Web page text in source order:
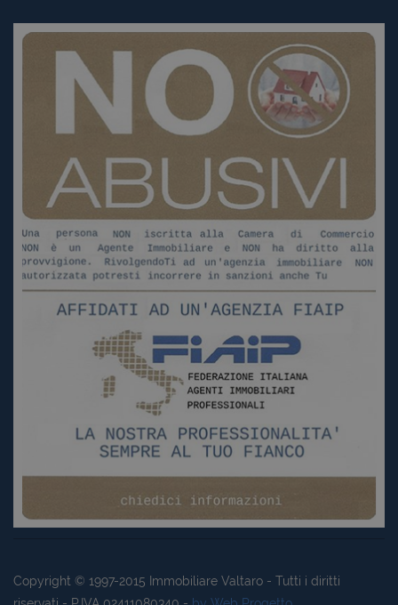
Copyright © 1997-2015 Immobiliare Valtaro - Tutti i diritti